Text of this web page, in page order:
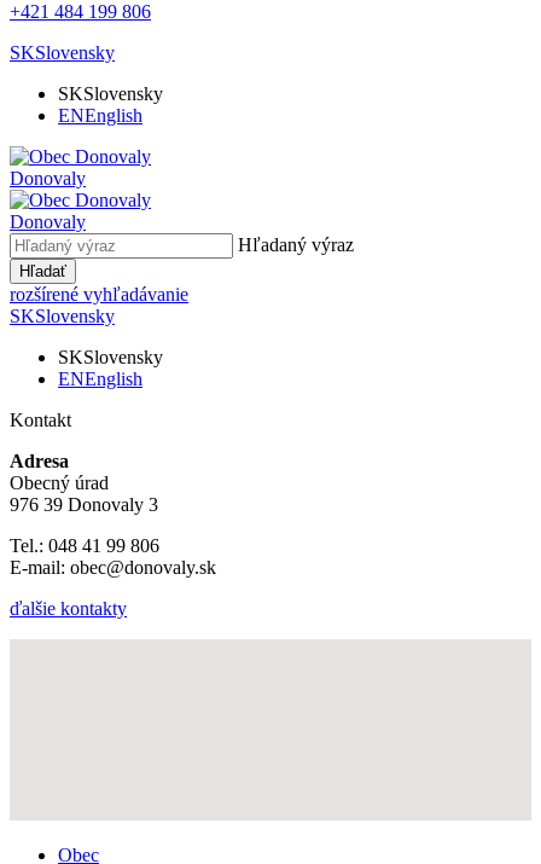
+421 484 199 806
SKSlovensky
SKSlovensky
ENEnglish
Donovaly
Donovaly
Hľadaný výraz
Hľadať
rozšírené vyhľadávanie
SKSlovensky
SKSlovensky
ENEnglish
Kontakt
Adresa
Obecný úrad
976 39 Donovaly 3
Tel.: 048 41 99 806
E-mail: obec@donovaly.sk
ďalšie kontakty
Obec